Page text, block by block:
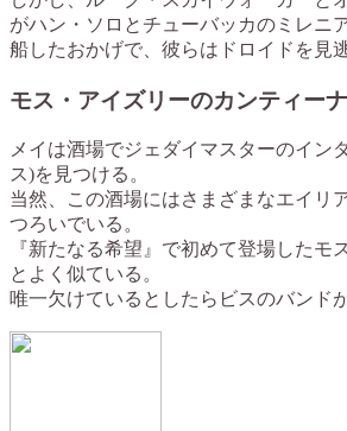
がハン・ソロとチューバッカのミレニ
船したおかげで、彼らはドロイドを見
モス・アイズリーのカンティー
メイは酒場でジェダイマスターのイン
ス)を見つける。
当然、この酒場にはさまざまなエイリ
つろいでいる。
『新たなる希望』で初めて登場したモ
とよく似ている。
唯一欠けているとしたらビスのバンド